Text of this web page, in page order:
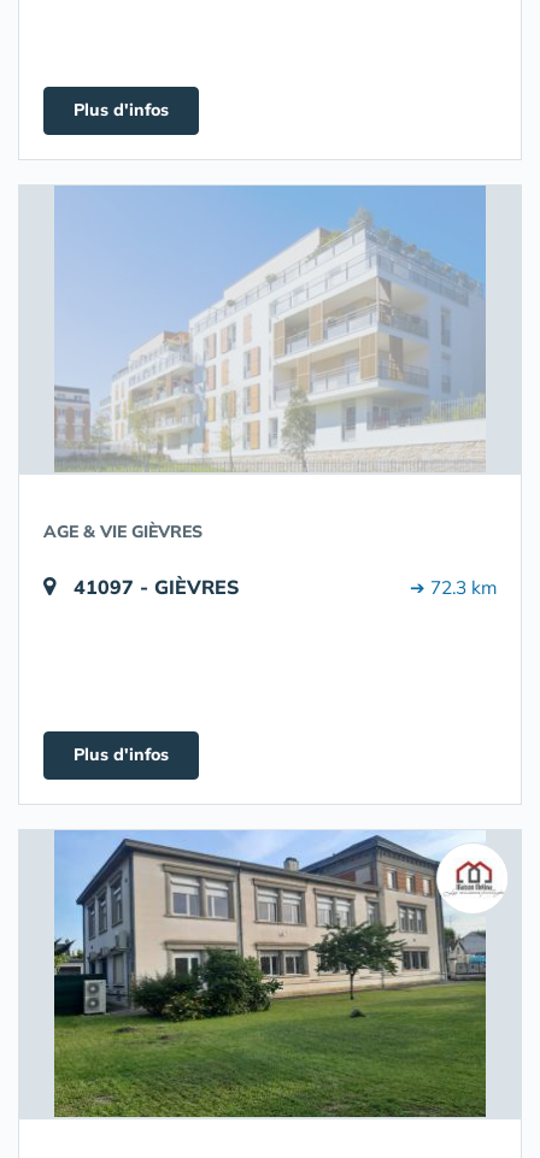
Plus d'infos
AGE & VIE GIÈVRES
41097 - GIÈVRES ➔ 72.3 km
Plus d'infos